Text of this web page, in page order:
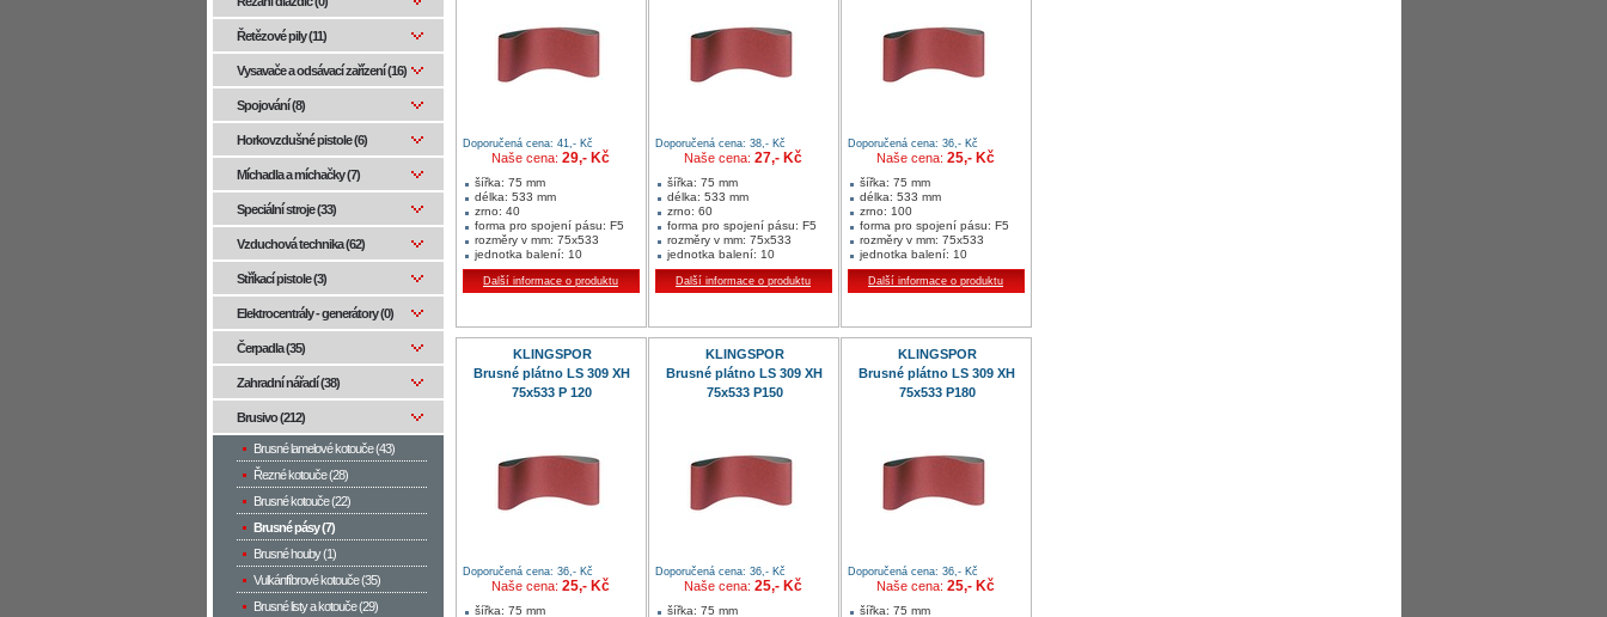
Doporučená cena: 41,- Kč
Naše cena: 29,- Kč
šířka: 75 mm
délka: 533 mm
zrno: 40
forma pro spojení pásu: F5
rozměry v mm: 75x533
jednotka balení: 10
min. množství: 10 ks
Oblast použití:
dřevo
neželezné kovy
Další informace o produktu
Doporučená cena: 38,- Kč
Naše cena: 27,- Kč
šířka: 75 mm
délka: 533 mm
zrno: 60
forma pro spojení pásu: F5
rozměry v mm: 75x533
jednotka balení: 10
min. množství: 10 ks
Oblast použití:
dřevo
neželezné kovy
Další informace o produktu
Doporučená cena: 36,- Kč
Naše cena: 25,- Kč
šířka: 75 mm
délka: 533 mm
zrno: 100
forma pro spojení pásu: F5
rozměry v mm: 75x533
jednotka balení: 10
min. množství: 10 ks
Oblast použití:
dřevo
neželezné kovy
Další informace o produktu
KLINGSPOR
Brusné plátno LS 309 XH
75x533 P 120
Doporučená cena: 36,- Kč
Naše cena: 25,- Kč
šířka: 75 mm
KLINGSPOR
Brusné plátno LS 309 XH
75x533 P150
Doporučená cena: 36,- Kč
Naše cena: 25,- Kč
šířka: 75 mm
KLINGSPOR
Brusné plátno LS 309 XH
75x533 P180
Doporučená cena: 36,- Kč
Naše cena: 25,- Kč
šířka: 75 mm
Řetězové pily (11)
Vysavače a odsávací zařízení (16)
Spojování (8)
Horkovzdušné pistole (6)
Míchadla a míchačky (7)
Speciální stroje (33)
Vzduchová technika (62)
Stříkací pistole (3)
Elektrocentrály - generátory (0)
Čerpadla (35)
Zahradní nářadí (38)
Brusivo (212)
Brusné lamelové kotouče (43)
Řezné kotouče (28)
Brusné kotouče (22)
Brusné pásy (7)
Brusné houby (1)
Vulkánfíbrové kotouče (35)
Brusné listy a kotouče (29)